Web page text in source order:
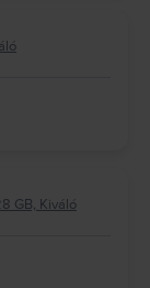
GB, Kiváló